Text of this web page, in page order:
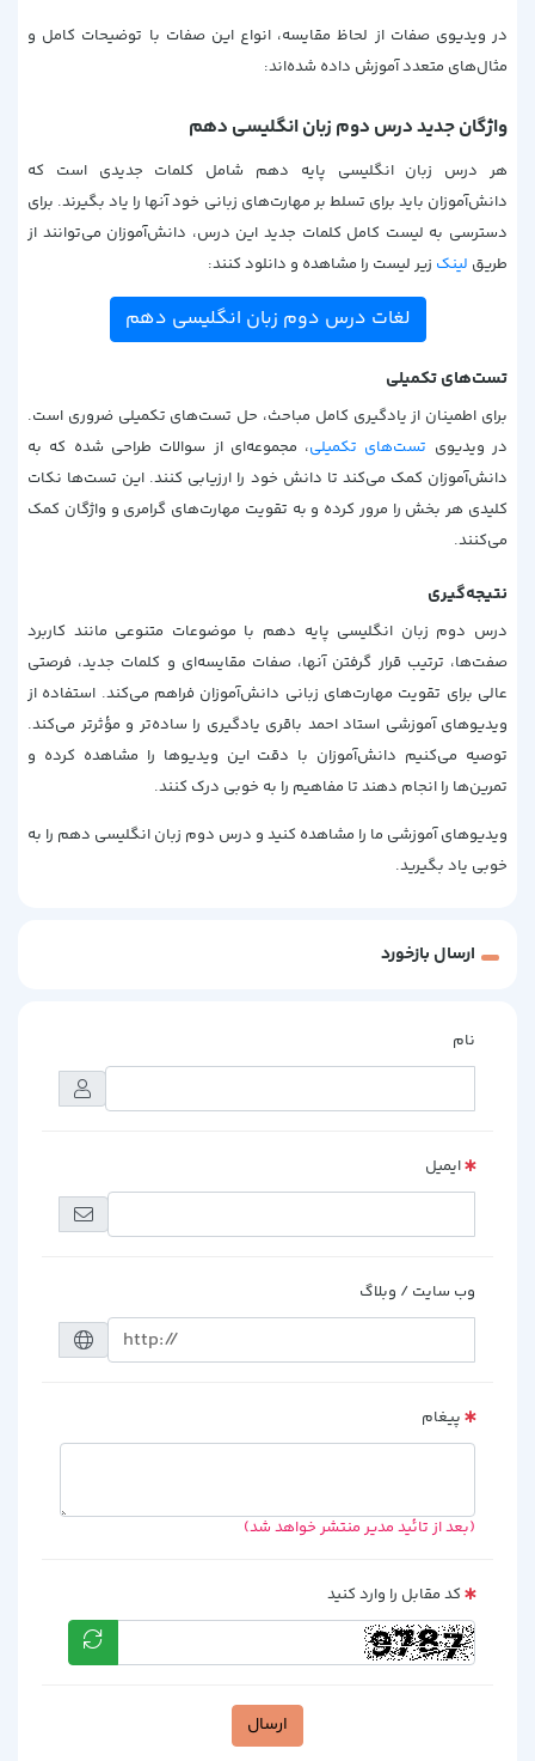
در ویدیویصفات از لحاظ مقایسه، انواع این صفات با توضیحات کامل و
مثال‌های متعددآموزش داده شده‌اند:
واژگان جدید درس دوم زبان انگلیسی دهم
هر درس زبان انگلیسی پایه دهم شامل کلمات جدیدی است که
دانش‌آموزان باید برای تسلط بر مهارت‌های زبانی خود آنها را یاد بگیرند. برای
دسترسی به لیست کامل کلمات جدید این درس، دانش‌آموزان می‌توانند از
طریق لینک زیر لیست را مشاهده و دانلود کنند:
لغات درس دوم زبان انگلیسی دهم
تست‌های تکمیلی
برای اطمینان از یادگیری کامل مباحث، حل تست‌های تکمیلی ضروری است.
در ویدیوی تست‌های تکمیلی، مجموعه‌ای از سوالات طراحی شده که به
دانش‌آموزان کمک می‌کند تا دانش خود را ارزیابی کنند. این تست‌ها نکات
کلیدی هر بخش را مرور کرده و به تقویت مهارت‌های گرامری و واژگان کمک
می‌کنند.
نتیجه‌گیری
درس دوم زبان انگلیسی پایه دهم با موضوعات متنوعی مانند کاربرد
صفت‌ها، ترتیب قرار گرفتن آنها، صفات مقایسه‌ای و کلمات جدید، فرصتی
عالی برای تقویت مهارت‌های زبانی دانش‌آموزان فراهم می‌کند. استفاده از
ویدیوهای آموزشی استاد احمد باقری یادگیری را ساده‌تر و مؤثرتر می‌کند.
توصیه می‌کنیم دانش‌آموزان با دقت این ویدیوها را مشاهده کرده و
تمرین‌ها را انجام دهند تا مفاهیم را به خوبی درک کنند.
ویدیوهای آموزشی ما را مشاهده کنید و درس دوم زبان انگلیسی دهم را به
خوبی یاد بگیرید.
ارسال بازخورد
نام
ایمیل
وب سایت / وبلاگ
پیغام
(بعد از تائید مدیر منتشر خواهد شد)
کد مقابل را وارد کنید
ارسال